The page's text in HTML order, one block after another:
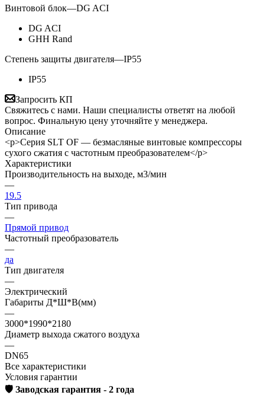
Винтовой блок—DG ACI
DG ACI
GHH Rand
Степень защиты двигателя—IP55
IP55
Запросить КП
Свяжитесь с нами. Наши специалисты ответят на любой
вопрос. Финальную цену уточняйте у менеджера.
Описание
<p>Серия SLT ОF — безмасляные винтовые компрессоры
сухого сжатия с частотным преобразователем</p>
Характеристики
Производительность на выходе, м3/мин
—
19.5
Тип привода
—
Прямой привод
Частотный преобразователь
—
да
Тип двигателя
—
Электрический
Габариты Д*Ш*В(мм)
—
3000*1990*2180
Диаметр выхода сжатого воздуха
—
DN65
Все характеристики
Условия гарантии
🛡️ Заводская гарантия - 2 года